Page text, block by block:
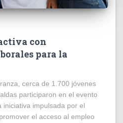
con
para la
cerca de 1.700 jóvenes
participaron en el evento
iniciativa impulsada por el
el acceso al empleo